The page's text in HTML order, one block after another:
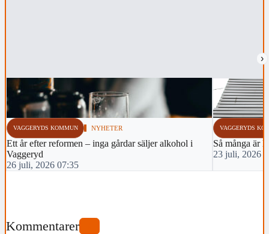
›
VAGGERYDS KOMMUN NYHETER
Ett år efter reformen – inga gårdar säljer alkohol i
Vaggeryd
26 juli, 2026 07:35
VAGGERYDS
Så många är
23 juli, 2026
Kommentarer